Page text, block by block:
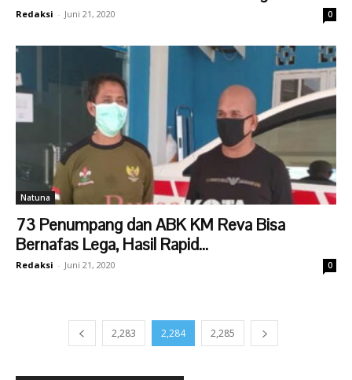
Redaksi - Juni 21, 2020 0
Natuna
73 Penumpang dan ABK KM Reva Bisa
Bernafas Lega, Hasil Rapid...
Redaksi - Juni 21, 2020 0
2,283 2,284 2,285